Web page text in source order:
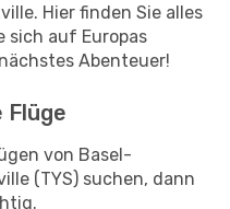
Hier finden Sie alles
sich auf Europas
Abenteuer!
Flüge
von Basel-
(TYS) suchen, dann